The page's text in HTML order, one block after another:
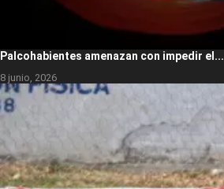
Palcohabientes amenazan con impedir el...
8 junio, 2026